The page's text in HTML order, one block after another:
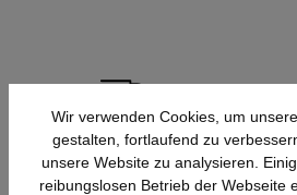
Schnelle Lieferung
Bundesweit
Wir verwenden Cookies, um
gestalten, fortlaufend zu
unsere Website zu analysieren.
reibungslosen Betrieb der Webseite